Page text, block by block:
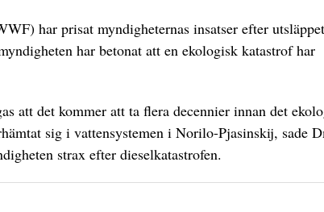
har prisat myndigheternas insatser efter
har betonat att en ekologisk katastrof har
att det kommer att ta flera decennier innan det
sig i vattensystemen i Norilo-Pjasinskij, sade
strax efter dieselkatastrofen.